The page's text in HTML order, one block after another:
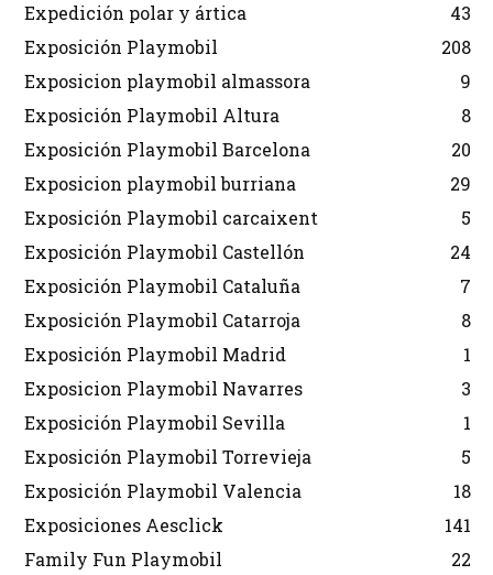
Expedición polar y ártica
43
Exposición Playmobil
208
Exposicion playmobil almassora
9
Exposición Playmobil Altura
8
Exposición Playmobil Barcelona
20
Exposicion playmobil burriana
29
Exposición Playmobil carcaixent
5
Exposición Playmobil Castellón
24
Exposición Playmobil Cataluña
7
Exposición Playmobil Catarroja
8
Exposición Playmobil Madrid
1
Exposicion Playmobil Navarres
3
Exposición Playmobil Sevilla
1
Exposición Playmobil Torrevieja
5
Exposición Playmobil Valencia
18
Exposiciones Aesclick
141
Family Fun Playmobil
22